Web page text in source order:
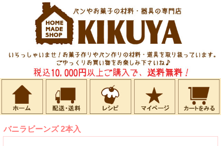
バニラビーンズ 2本入